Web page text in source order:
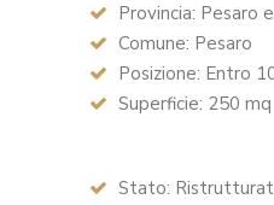
Provincia: Pesaro
Comune: Pesaro
Posizione: Entro
Superficie: 250 mq
Stato: